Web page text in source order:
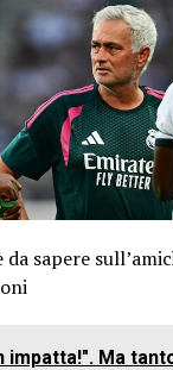
sapere
impatta!". Ma